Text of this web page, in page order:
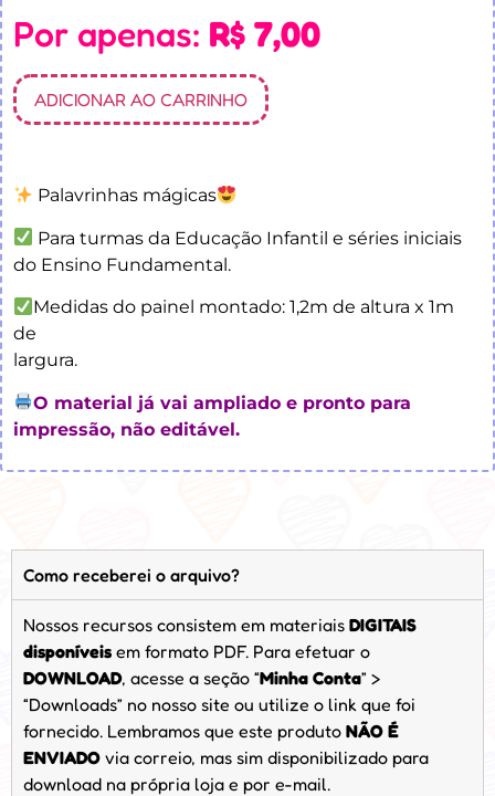
Por apenas: R$ 7,00
ADICIONAR AO CARRINHO
Palavrinhas mágicas
Para turmas da Educação Infantil e séries iniciais
do Ensino Fundamental.
Medidas do painel montado: 1,2m de altura x 1m
de
largura.
O material já vai ampliado e pronto para
impressão, não editável.
Como receberei o arquivo?
Nossos recursos consistem em materiais DIGITAIS
disponíveis em formato PDF. Para efetuar o
DOWNLOAD, acesse a seção “Minha Conta” >
“Downloads” no nosso site ou utilize o link que foi
fornecido. Lembramos que este produto NÃO É
ENVIADO via correio, mas sim disponibilizado para
download na própria loja e por e-mail.